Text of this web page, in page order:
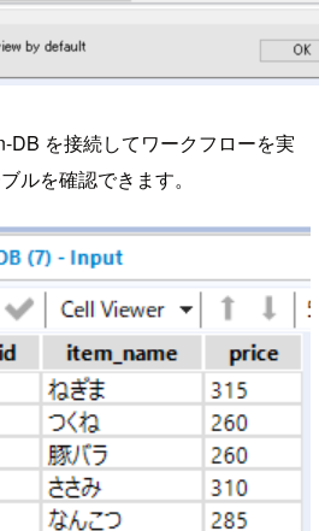
DB を接続してワークフローを実
ルを確認できます。